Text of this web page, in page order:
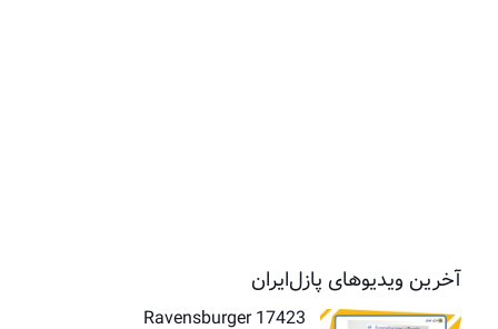
آخرین ویدیوهای پازل‌ایران
Ravensburger 17423